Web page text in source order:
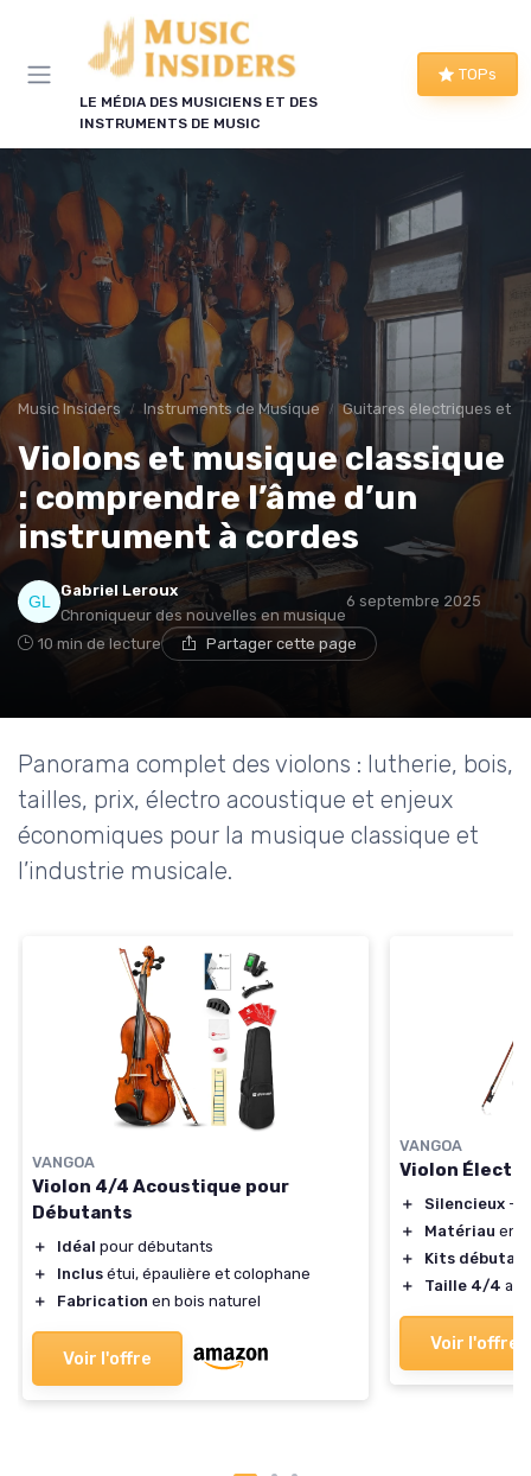
LE MÉDIA DES MUSICIENS ET DES
INSTRUMENTS DE MUSIC
TOPs
Music Insiders Instruments de Musique Guitares électriques et
Violons et musique classique
: comprendre l’âme d’un
instrument à cordes
Gabriel Leroux
Chroniqueur des nouvelles en musique
6 septembre 2025
10 min de lecture Partager cette page
Panorama complet des violons : lutherie, bois,
tailles, prix, électro acoustique et enjeux
économiques pour la musique classique et
l’industrie musicale.
VANGOA
Violon 4/4 Acoustique pour
Débutants
＋ Idéal pour débutants
＋
Inclus étui, épaulière et colophane
＋
Fabrication en bois naturel
Voir l'offre
VANGOA
Violon
＋ Silencieux -
＋
Matériau en
＋
Kits
＋
Taille 4/4
Voir l'offre
Panneau de gestion des cookies